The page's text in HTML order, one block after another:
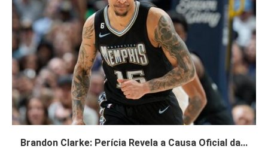
Brandon Clarke: Perícia Revela a Causa Oficial da...